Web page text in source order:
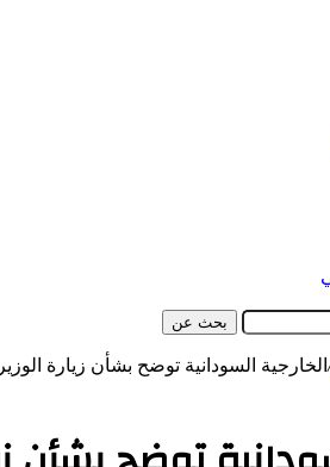
بحث عن
الخارجية السودانية توضح بشأن زيارة